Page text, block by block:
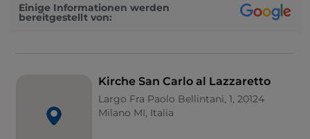
Der ArchitektPellegrino Tibaldi
errichtete das neue
sich durch eine schlichte Fassade und geringe
erbaut und zeichnet sich durch ihre
architektonische Nüchternheit aus. Das Innere ist
Einige Informationen werden
bereitgestellt von:
Kirche San Carlo al Lazzaretto
Largo Fra Paolo Bellintani, 1, 20124
Milano MI, Italia